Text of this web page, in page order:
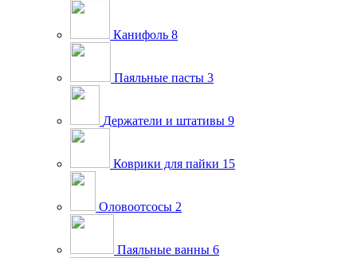
Канифоль 8
Паяльные пасты 3
Держатели и штативы 9
Коврики для пайки 15
Оловоотсосы 2
Паяльные ванны 6